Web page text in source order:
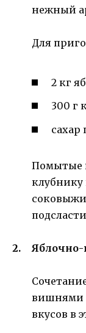
нежный
Для
2 кг
300 г
сахар
Помытые
клубнику
вишнями
вкусов в